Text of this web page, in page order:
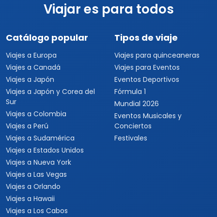
Viajar es para todos
Catálogo popular
Viajes a Europa
Viajes a Canadá
Viajes a Japón
Viajes a Japón y Corea del
Sur
Viajes a Colombia
Viajes a Perú
Viajes a Sudamérica
Viajes a Estados Unidos
Viajes a Nueva York
Viajes a Las Vegas
Viajes a Orlando
Viajes a Hawaii
Viajes a Los Cabos
Tipos de viaje
Viajes para quinceaneras
Viajes para Eventos
Eventos Deportivos
Fórmula 1
Mundial 2026
Eventos Musicales y
Conciertos
Festivales